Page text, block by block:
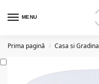
MENU
Prima pagină / Casa si Gradina